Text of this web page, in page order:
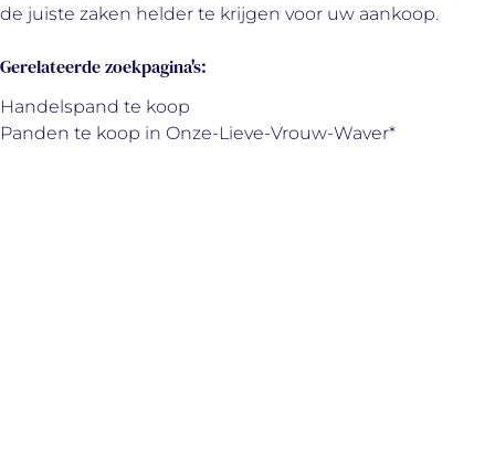
de juiste zaken helder te krijgen voor uw aankoop.
Gerelateerde zoekpagina's:
Handelspand te koop
Panden te koop in Onze-Lieve-Vrouw-Waver*